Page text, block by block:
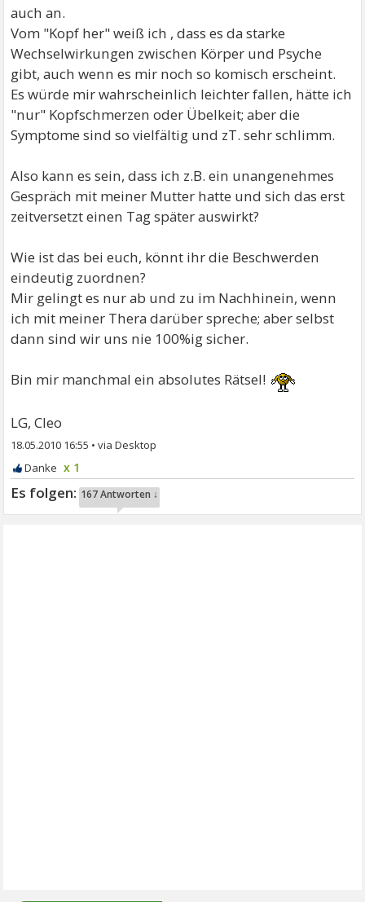
auch an.
Vom "Kopf her" weiß ich , dass es da starke
Wechselwirkungen zwischen Körper und Psyche
gibt, auch wenn es mir noch so komisch erscheint.
Es würde mir wahrscheinlich leichter fallen, hätte ich
"nur" Kopfschmerzen oder Übelkeit; aber die
Symptome sind so vielfältig und zT. sehr schlimm.
Also kann es sein, dass ich z.B. ein unangenehmes
Gespräch mit meiner Mutter hatte und sich das erst
zeitversetzt einen Tag später auswirkt?
Wie ist das bei euch, könnt ihr die Beschwerden
eindeutig zuordnen?
Mir gelingt es nur ab und zu im Nachhinein, wenn
ich mit meiner Thera darüber spreche; aber selbst
dann sind wir uns nie 100%ig sicher.
Bin mir manchmal ein absolutes Rätsel!
LG, Cleo
18.05.2010 16:55 •
x 1
167 Antworten ↓